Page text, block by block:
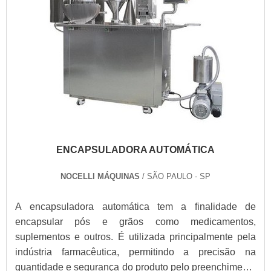
ENCAPSULADORA AUTOMÁTICA
NOCELLI MÁQUINAS / SÃO PAULO - SP
A encapsuladora automática tem a finalidade de
encapsular pós e grãos como medicamentos,
suplementos e outros. É utilizada principalmente pela
indústria farmacêutica, permitindo a precisão na
quantidade e segurança do produto pelo preenchimento